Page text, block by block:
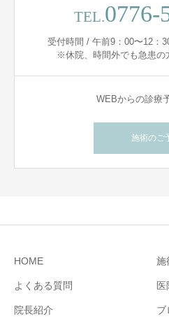
TEL.0776-
受付時間 / 午前9：00〜12：
※休院、時間外でも急患の
WEBからの診療
施術のご
HOME 施
よくある質問 医
院長紹介 ブ